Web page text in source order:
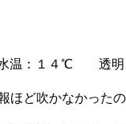
温：１４℃ 透明
ほど吹かなかったの